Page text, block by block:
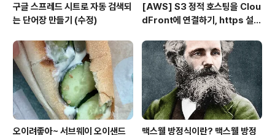
구글 스프레드 시트로 자동 검색되
는 단어장 만들기 (수정)
[AWS] S3 정적 호스팅을 Clou
dFront에 연결하기, https 설
오이려좋아~ 서브웨이 오이샌드
맥스웰 방정식이란? 맥스웰 방정